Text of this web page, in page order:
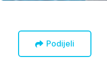
Podijeli